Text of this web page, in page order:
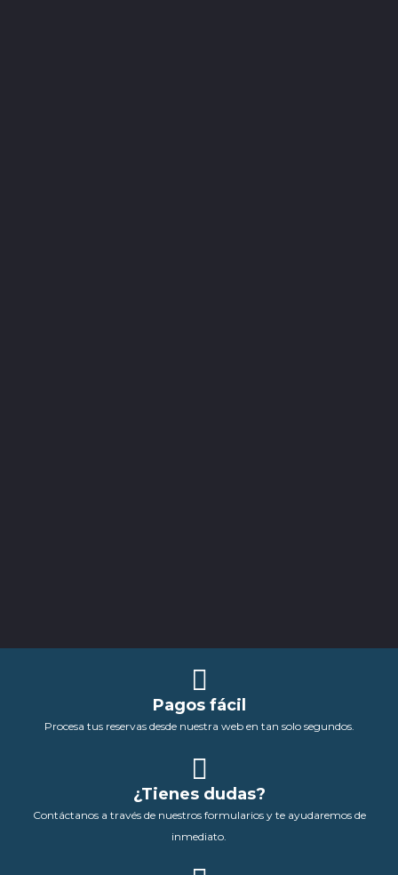
Pagos fácil
Procesa tus reservas desde nuestra web en tan solo segundos.
¿Tienes dudas?
Contáctanos a través de nuestros formularios y te ayudaremos de
inmediato.